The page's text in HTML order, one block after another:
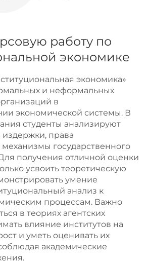
работу по
экономике
экономика»
и неформальных
в
экономической системы. В
студенты анализируют
права
государственного
получения отличной оценки
усвоить теоретическую
умение
анализ к
процессам. Важно
в теориях агентских
влияние институтов на
и уметь оценивать их
академические